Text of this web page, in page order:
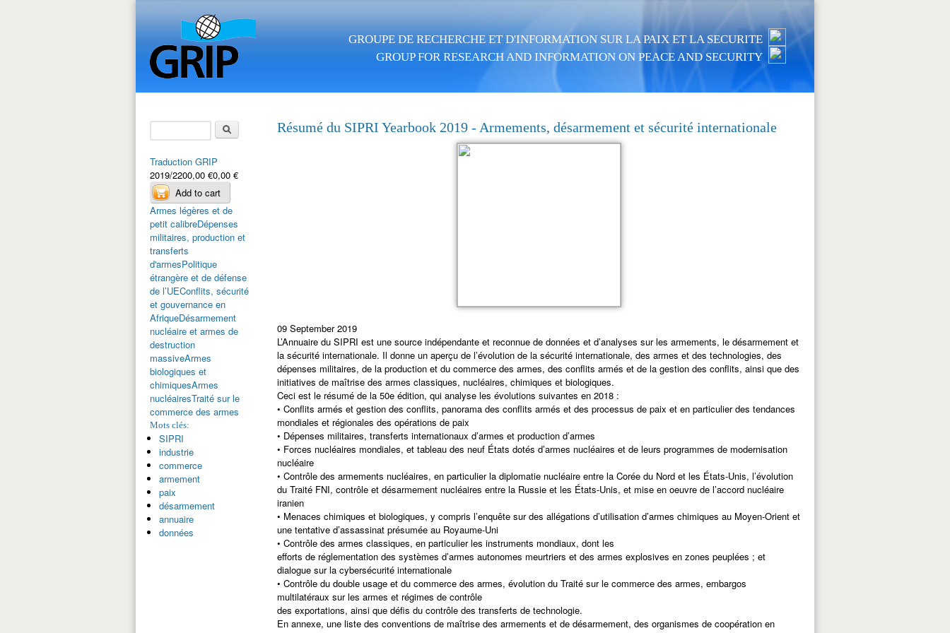
GROUPE DE RECHERCHE ET D'INFORMATION SUR LA PAIX ET LA SECURITE
GROUP FOR RESEARCH AND INFORMATION ON PEACE AND SECURITY
Résumé du SIPRI Yearbook 2019 - Armements, désarmement et sécurité internationale
09 September 2019
L’Annuaire du SIPRI est une source indépendante et reconnue de données et d’analyses sur les armements, le désarmement et
la sécurité internationale. Il donne un aperçu de l’évolution de la sécurité internationale, des armes et des technologies, des
dépenses militaires, de la production et du commerce des armes, des conflits armés et de la gestion des conflits, ainsi que des
initiatives de maîtrise des armes classiques, nucléaires, chimiques et biologiques.
Ceci est le résumé de la 50e édition, qui analyse les évolutions suivantes en 2018 :
• Conflits armés et gestion des conflits, panorama des conflits armés et des processus de paix et en particulier des tendances
mondiales et régionales des opérations de paix
• Dépenses militaires, transferts internationaux d’armes et production d’armes
• Forces nucléaires mondiales, et tableau des neuf États dotés d’armes nucléaires et de leurs programmes de modernisation
nucléaire
• Contrôle des armements nucléaires, en particulier la diplomatie nucléaire entre la Corée du Nord et les États-Unis, l’évolution
du Traité FNI, contrôle et désarmement nucléaires entre la Russie et les États-Unis, et mise en oeuvre de l’accord nucléaire
iranien
• Menaces chimiques et biologiques, y compris l’enquête sur des allégations d’utilisation d’armes chimiques au Moyen-Orient et
une tentative d’assassinat présumée au Royaume-Uni
• Contrôle des armes classiques, en particulier les instruments mondiaux, dont les
efforts de réglementation des systèmes d’armes autonomes meurtriers et des armes explosives en zones peuplées ; et
dialogue sur la cybersécurité internationale
• Contrôle du double usage et du commerce des armes, évolution du Traité sur le commerce des armes, embargos
multilatéraux sur les armes et régimes de contrôle
des exportations, ainsi que défis du contrôle des transferts de technologie.
En annexe, une liste des conventions de maîtrise des armements et de désarmement, des organismes de coopération en
Search form
Traduction GRIP
2019/2200,00 €0,00 €
Armes légères et de
petit calibreDépenses
militaires, production et
transferts
d'armesPolitique
étrangère et de défense
de l’UEConflits, sécurité
et gouvernance en
AfriqueDésarmement
nucléaire et armes de
destruction
massiveArmes
biologiques et
chimiquesArmes
nucléairesTraité sur le
commerce des armes
Mots clés:
SIPRI
industrie
commerce
armement
paix
désarmement
annuaire
données